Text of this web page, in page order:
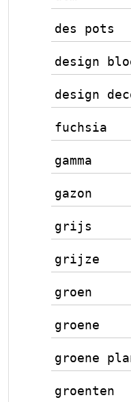
des pots
design
design
fuchsia
gamma
gazon
grijs
grijze
groen
groene
groene
groenten